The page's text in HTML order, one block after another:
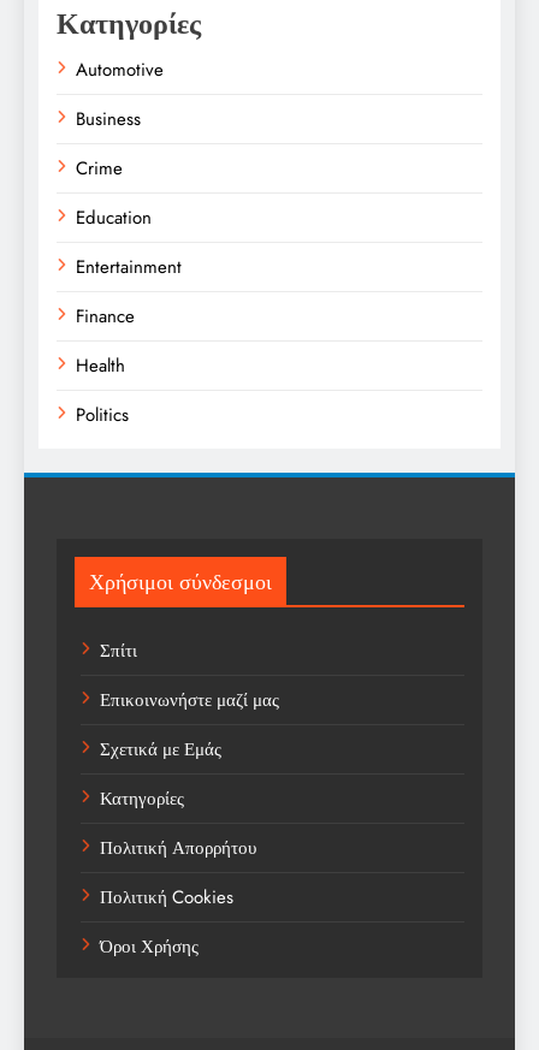
Κατηγορίες
Automotive
Business
Crime
Education
Entertainment
Finance
Health
Politics
Sport
Sports
Technology
Trending
Weather
Αγορά
Αγορά Εργασίας
Αγροτικά Νέα
Αεροπορία
Χρήσιμοι σύνδεσμοι
Σπίτι
Επικοινωνήστε μαζί μας
Σχετικά με Εμάς
Κατηγορίες
Πολιτική Απορρήτου
Πολιτική Cookies
Όροι Χρήσης